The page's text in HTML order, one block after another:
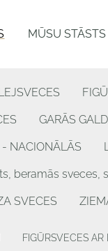
MŪSU STĀSTS
GARĀS
NACIONĀLĀS
beramās sveces,
SVECES
FIGŪRSVECES